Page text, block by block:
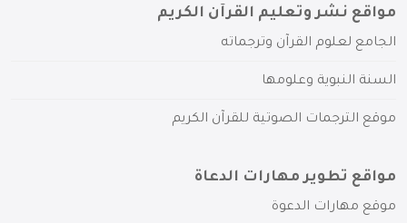
مواقع نشر وتعليم القرآن الكريم
الجامع لعلوم القرآن وترجماته
السنة النبوية وعلومها
موقع الترجمات الصوتية للقرآن الكريم
مواقع تطوير مهارات الدعاة
موقع مهارات الدعوة